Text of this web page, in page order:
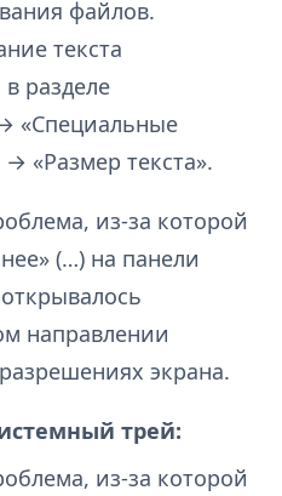
файлов.
текста
в разделе
«Специальные
«Размер текста».
из-за которой
(…) на панели
направлении
экрана.
трей:
из-за которой